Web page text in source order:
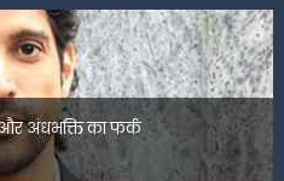
अंधभक्ति का फर्क